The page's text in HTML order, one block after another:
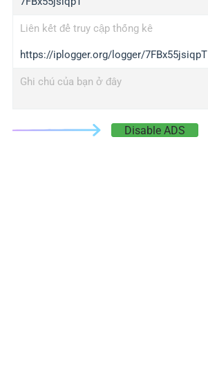
Liên kết để truy cập thống kê
https://iplogger.org/logger/7FBx55jsiqpT
Ghi chú của bạn ở đây
Disable ADS